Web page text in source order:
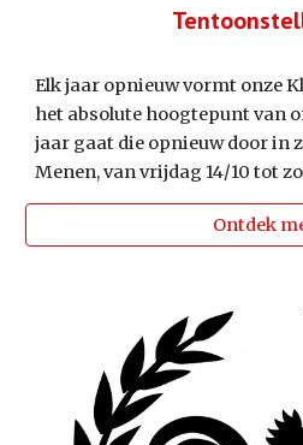
Elk jaar opnieuw vormt onze
het absolute hoogtepunt van
jaar gaat die opnieuw door in
Menen, van vrijdag 14/10 tot
Ontdek